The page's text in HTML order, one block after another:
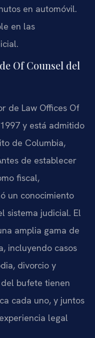
en automóvil.
en las
Of Counsel del
de Law Offices Of
y está admitido
de Columbia,
de establecer
fiscal,
un conocimiento
sistema judicial. El
amplia gama de
incluyendo casos
divorcio y
bufete tienen
cada uno, y juntos
legal